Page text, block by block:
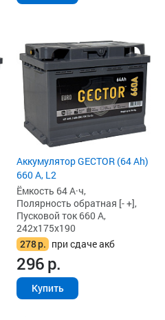
Аккумулятор GECTOR (64 Ah)
660 А, L2
Ёмкость 64 А·ч,
Полярность обратная [- +],
Пусковой ток 660 А,
242x175x190
278р. при сдаче акб
296р.
Купить